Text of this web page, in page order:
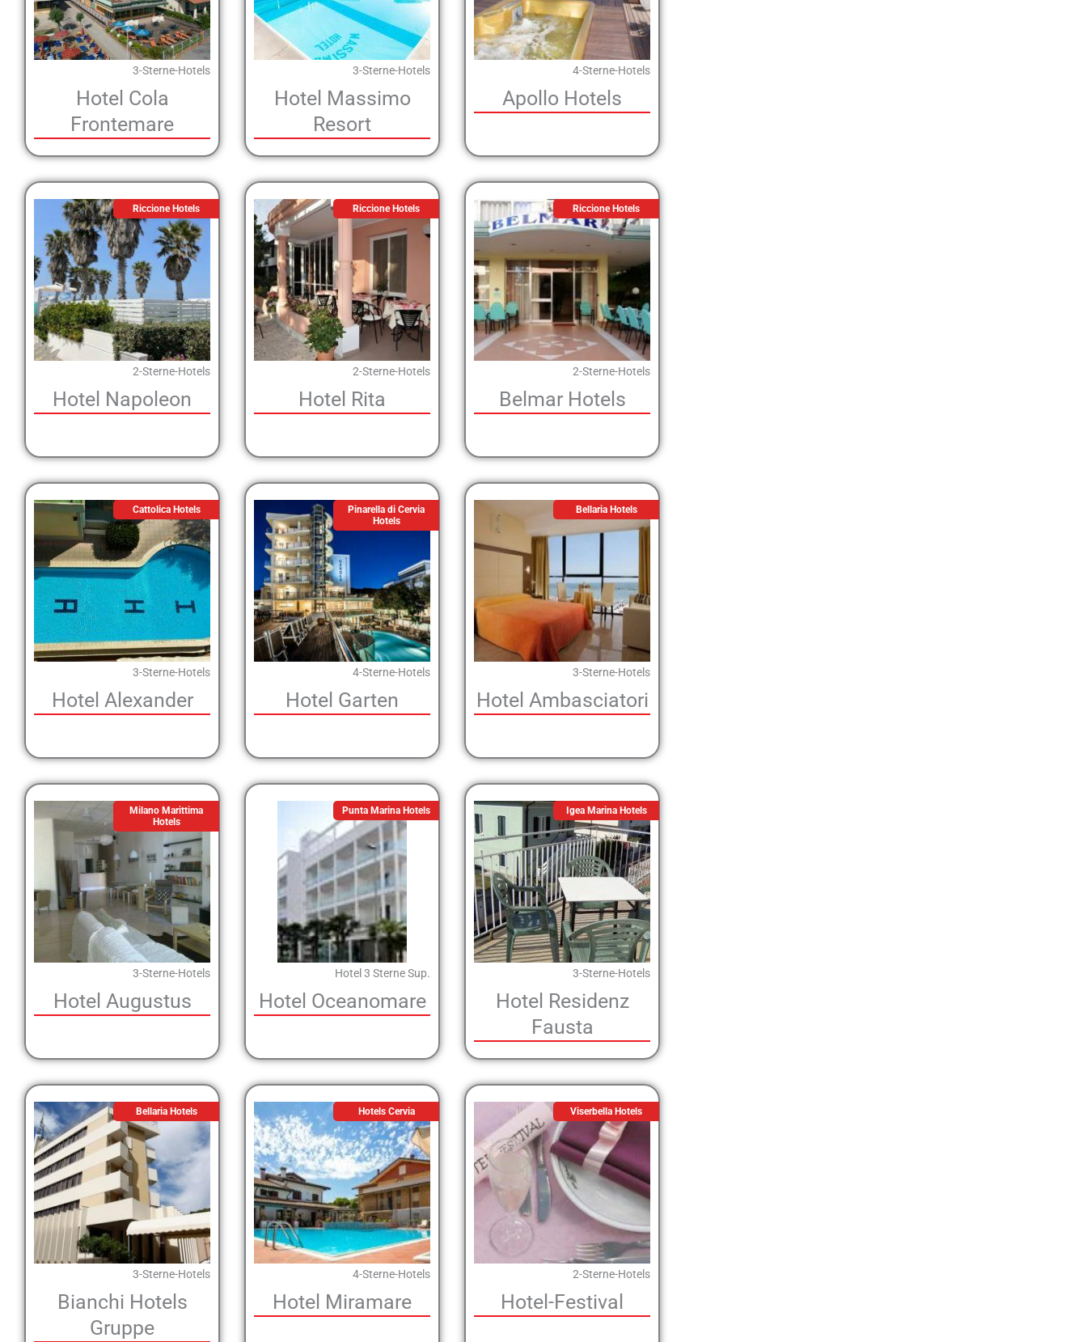
3-Sterne-Hotels
Hotel Cola
Frontemare
3-Sterne-Hotels
Hotel Massimo
Resort
4-Sterne-Hotels
Apollo Hotels
Riccione Hotels
2-Sterne-Hotels
Hotel Napoleon
Riccione Hotels
2-Sterne-Hotels
Hotel Rita
Riccione Hotels
2-Sterne-Hotels
Belmar Hotels
Cattolica Hotels
3-Sterne-Hotels
Hotel Alexander
Pinarella di Cervia
Hotels
4-Sterne-Hotels
Hotel Garten
Bellaria Hotels
3-Sterne-Hotels
Hotel Ambasciatori
Milano Marittima
Hotels
3-Sterne-Hotels
Hotel Augustus
Punta Marina Hotels
Hotel 3 Sterne Sup.
Hotel Oceanomare
Igea Marina Hotels
3-Sterne-Hotels
Hotel Residenz
Fausta
Bellaria Hotels
3-Sterne-Hotels
Bianchi Hotels
Gruppe
Hotels Cervia
4-Sterne-Hotels
Hotel Miramare
Viserbella Hotels
2-Sterne-Hotels
Hotel-Festival